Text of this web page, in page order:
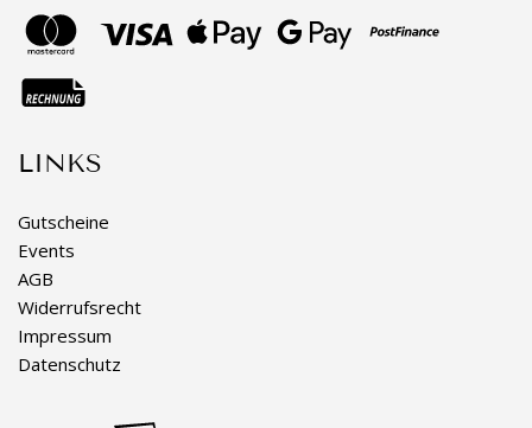
LINKS
Gutscheine
Events
AGB
Widerrufsrecht
Impressum
Datenschutz